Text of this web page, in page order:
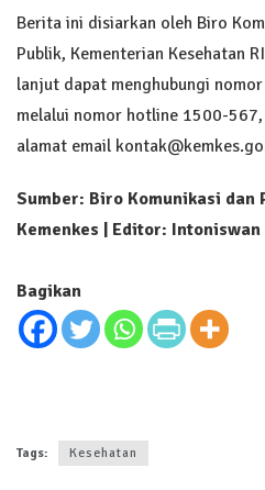
Berita ini disiarkan oleh Biro
Publik, Kementerian Kesehatan
lanjut dapat menghubungi
melalui nomor hotline 1500-
alamat email
Sumber: Biro Komunikasi dan
Kemenkes | Editor: Intoniswan
Bagikan
Tags: Kesehatan